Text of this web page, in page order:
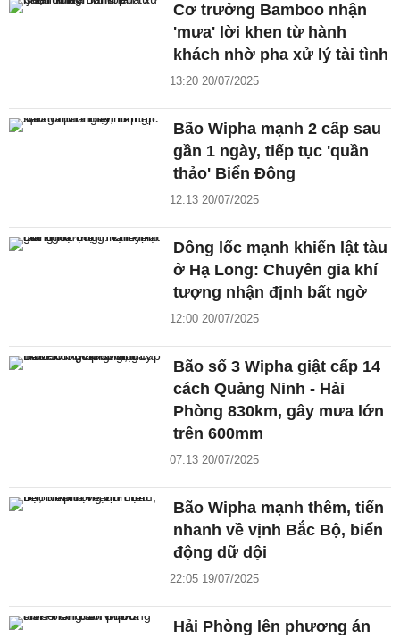
Cơ trưởng Bamboo nhận
'mưa' lời khen từ hành
khách nhờ pha xử lý tài tình
13:20 20/07/2025
Bão Wipha mạnh 2 cấp sau
gần 1 ngày, tiếp tục 'quần
thảo' Biển Đông
12:13 20/07/2025
Dông lốc mạnh khiến lật tàu
ở Hạ Long: Chuyên gia khí
tượng nhận định bất ngờ
12:00 20/07/2025
Bão số 3 Wipha giật cấp 14
cách Quảng Ninh - Hải
Phòng 830km, gây mưa lớn
trên 600mm
07:13 20/07/2025
Bão Wipha mạnh thêm, tiến
nhanh về vịnh Bắc Bộ, biển
động dữ dội
22:05 19/07/2025
Hải Phòng lên phương án